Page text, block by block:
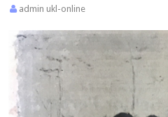
admin ukl-online